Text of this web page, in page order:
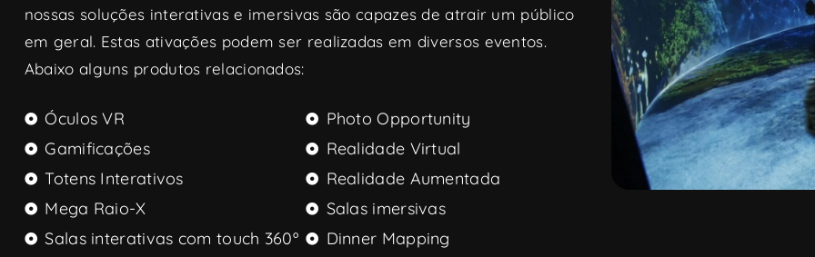
nossas soluções interativas e imersivas são capazes de atrair um público
em geral. Estas ativações podem ser realizadas em diversos eventos.
Abaixo alguns produtos relacionados:
Óculos VR
Gamificações
Totens Interativos
Mega Raio-X
Salas interativas com touch 360º
Photo Opportunity
Realidade Virtual
Realidade Aumentada
Salas imersivas
Dinner Mapping